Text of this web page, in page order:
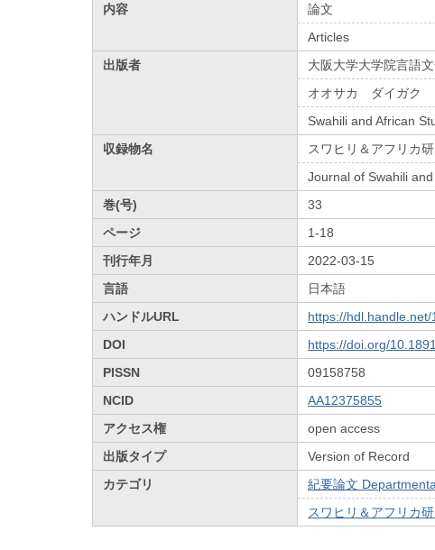
内容
論文
Articles
出版者
大阪大学大学院言語
オオサカ ダイガク
Swahili and African
収録物名
スワヒリ＆アフリカ
Journal of Swahili
巻(号)
33
ページ
1-18
刊行年月
2022-03-15
言語
日本語
ハンドルURL
https://hdl.handle.net/
DOI
https://doi.org/
PISSN
09158758
NCID
AA12375855
アクセス権
open access
出版タイプ
Version of Record
カテゴリ
紀要論文
スワヒリ＆アフリカ